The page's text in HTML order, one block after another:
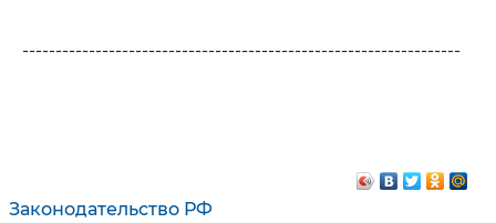
Законодательство РФ
------------------------------------------------------------------